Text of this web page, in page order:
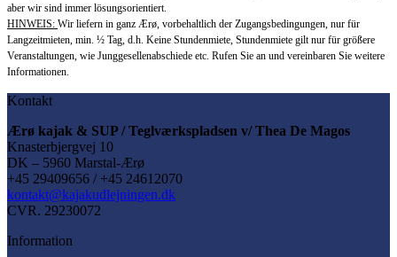
aber wir sind immer lösungsorientiert.
HINWEIS: Wir liefern in ganz Ærø, vorbehaltlich der Zugangsbedingungen, nur für
Langzeitmieten, min. ½ Tag, d.h. Keine Stundenmiete, Stundenmiete gilt nur für größere
Veranstaltungen, wie Junggesellenabschiede etc. Rufen Sie an und vereinbaren Sie weitere
Informationen.
Kontakt
Ærø kajak & SUP / Teglværkspladsen v/ Thea De Magos
Knasterbjergvej 10
DK – 5960 Marstal-Ærø
+45 29409656 / +45 24612070
kontakt@kajakudlejningen.dk
CVR. 29230072
Information